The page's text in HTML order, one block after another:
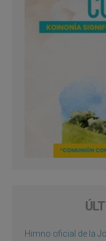
Himno oficial de la